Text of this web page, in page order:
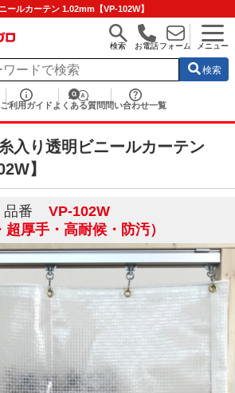
ールカーテン 1.02mm【VP-102W】
検索 お電話フォーム メニュー
検索
ご利用ガイド よくある質問 問い合わせ一覧
入り透明ビニールカーテン
】
品番
VP-102W
超厚手・高耐候・防汚）